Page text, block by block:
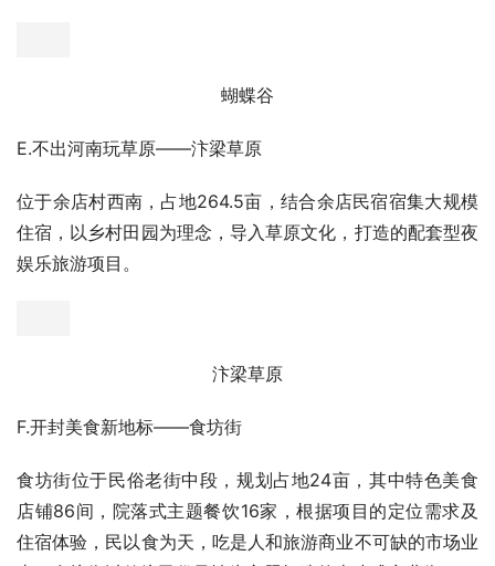
题，以文化创意、休闲娱乐、亲子教育为理念，打造的精品
认知农业、了解农业、体验农业。
位于余店村南，占地64亩，结合郑民高速禁建带土地属
幻主题，植入蝴蝶文化元素，打造成可观赏、可科普、可互